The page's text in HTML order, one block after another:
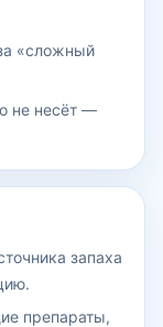
«сложный
не несёт —
запаха
препараты,